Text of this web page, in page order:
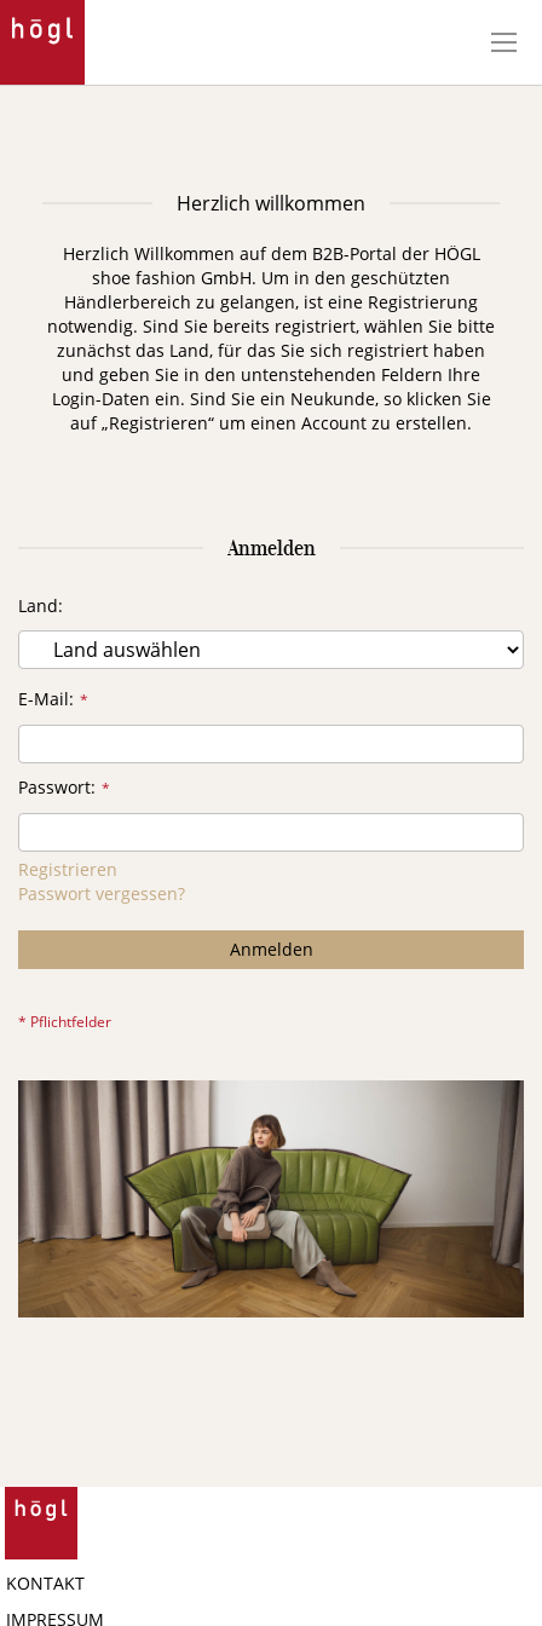
zum
Herzlich willkommen
Herzlich Willkommen auf dem B2B-Portal der HÖGL
shoe fashion GmbH. Um in den geschützten
Händlerbereich zu gelangen, ist eine Registrierung
notwendig. Sind Sie bereits registriert, wählen Sie bitte
zunächst das Land, für das Sie sich registriert haben
und geben Sie in den untenstehenden Feldern Ihre
Login-Daten ein. Sind Sie ein Neukunde, so klicken Sie
auf „Registrieren“ um einen Account zu erstellen.
Anmelden
Land
E-Mail
Passwort
Registrieren
Passwort vergessen?
Anmelden
KONTAKT
IMPRESSUM